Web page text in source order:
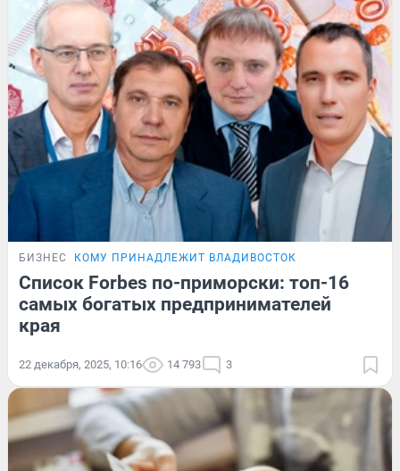
БИЗНЕС КОМУ ПРИНАДЛЕЖИТ ВЛАДИВОСТОК
Список Forbes по-приморски: топ-16
самых богатых предпринимателей
края
22 декабря, 2025, 10:16 14 793 3